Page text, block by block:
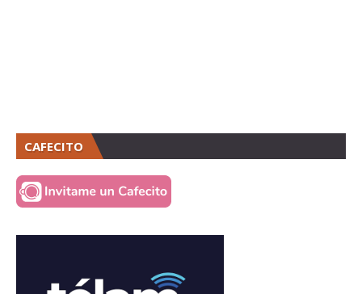
CAFECITO